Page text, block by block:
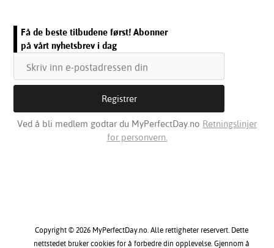
Få de beste tilbudene først! Abonner
på vårt nyhetsbrev i dag
Ved å bli medlem godtar du MyPerfectDay.no Retningslinjer
for personvern.
Copyright © 2026 MyPerfectDay.no. Alle rettigheter reservert. Dette
nettstedet bruker cookies for å forbedre din opplevelse. Gjennom å